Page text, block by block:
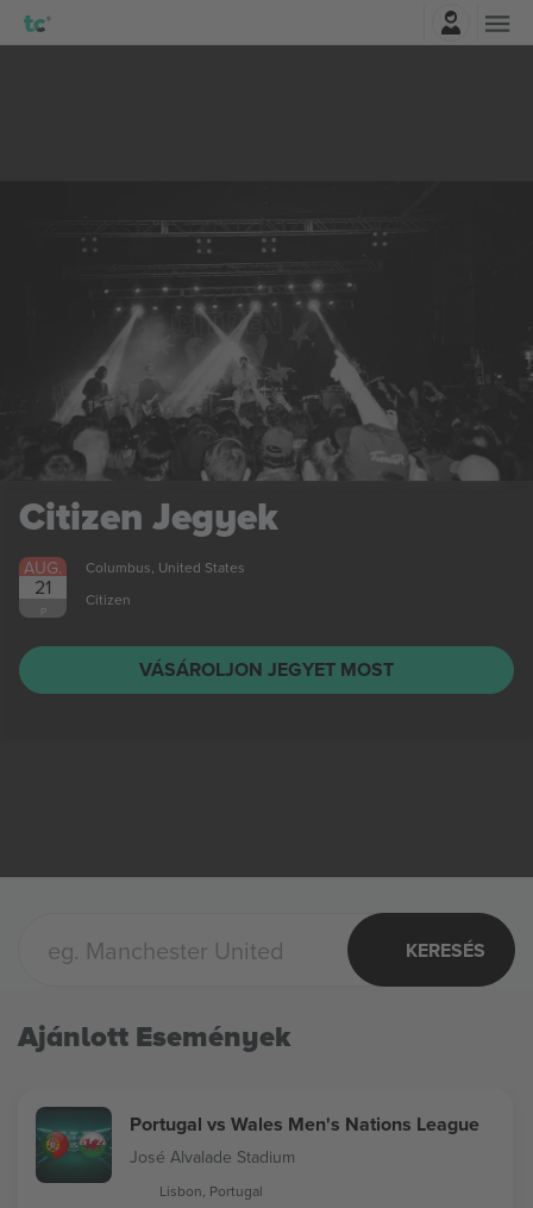
Citizen Jegyek
AUG.
21
P
Columbus, United States
Citizen
VÁSÁROLJON JEGYET MOST
KERESÉS
Ajánlott Események
Portugal vs Wales Men's Nations League
José Alvalade Stadium
Lisbon, Portugal